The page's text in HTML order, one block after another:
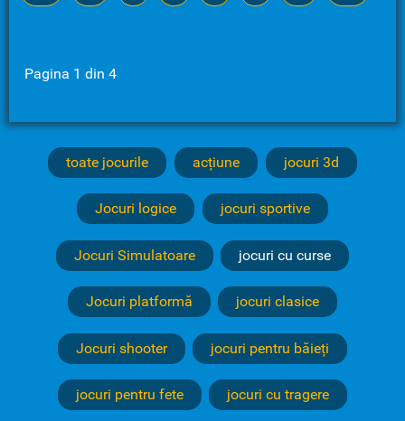
Pagina 1 din 4
toate jocurile acțiune jocuri 3d
Jocuri logice jocuri sportive
Jocuri Simulatoare jocuri cu curse
Jocuri platformă jocuri clasice
Jocuri shooter jocuri pentru băieți
jocuri pentru fete jocuri cu tragere